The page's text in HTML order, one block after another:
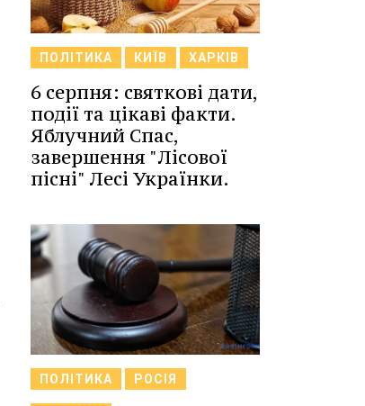
ПОЛІТИКА КИЇВ ХАРКІВ
6 серпня: святкові дати,
події та цікаві факти.
Яблучний Спас,
завершення "Лісової
пісні" Лесі Українки.
ПОЛІТИКА РОСІЯ